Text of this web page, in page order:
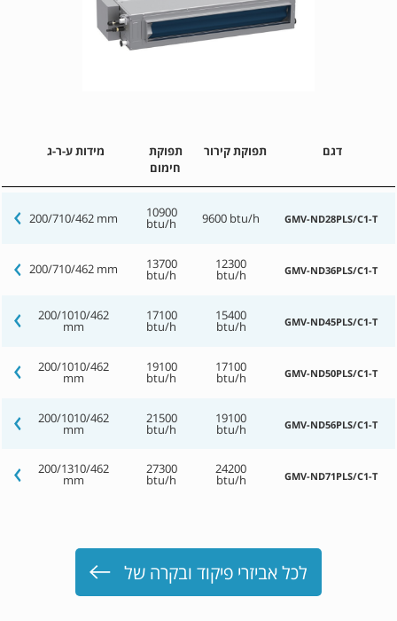
דגם תפוקת קירור
תפוקת
חימום
מידות ע-ר-ג
GMV-ND28PLS/C1-T
9600 btu/h
10900
btu/h
200/710/462 mm
GMV-ND36PLS/C1-T
12300
btu/h
13700
btu/h
200/710/462 mm
GMV-ND45PLS/C1-T
15400
btu/h
17100
btu/h
200/1010/462
mm
GMV-ND50PLS/C1-T
17100
btu/h
19100
btu/h
200/1010/462
mm
GMV-ND56PLS/C1-T
19100
btu/h
21500
btu/h
200/1010/462
mm
GMV-ND71PLS/C1-T
24200
btu/h
27300
btu/h
200/1310/462
mm
לכל אביזרי פיקוד ובקרה של